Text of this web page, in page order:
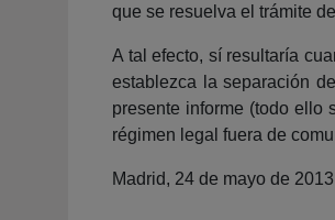
que se resuelva el trámite
A tal efecto, sí resultaría
establezca la separación
presente informe (todo ello
régimen legal fuera de
Madrid, 24 de mayo de 2013